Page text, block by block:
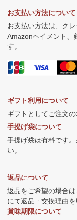
お支払い方法について
お支払い方法は、ク
Amazonペイメント、
す。
ギフト利用について
ギフトとしてご注文
手提げ袋について
手提げ袋は有料です
い。
返品について
返品をご希望の場合
にて返品・交換理由を
賞味期限について